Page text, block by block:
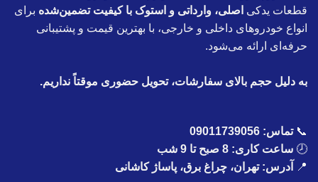
قطعات یدکی اصلی، وارداتی و استوک با کیفیت تضمین‌شده برای
انواع خودروهای داخلی و خارجی، با بهترین قیمت و پشتیبانی
حرفه‌ای ارائه می‌شود.
به دلیل حجم بالای سفارشات، تحویل حضوری موقتاً نداریم.
📞تماس: 09011739056
🕗 ساعت کاری: 8 صبح تا 9 شب
📍
آدرس: تهران، چراغ برق، پاساژ کاشانی